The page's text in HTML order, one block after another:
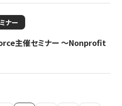
ナー
主催セミナー 〜Nonprofit